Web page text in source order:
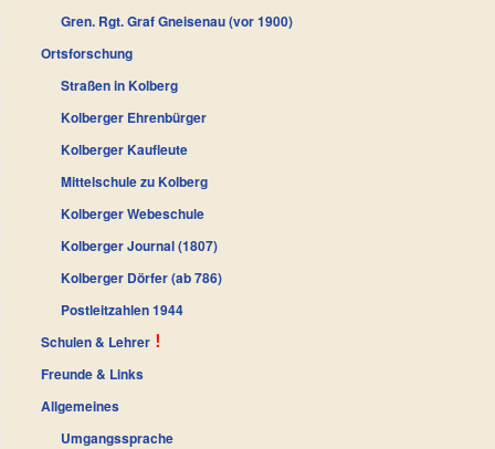
Gren. Rgt. Graf Gneisenau (vor 1900)
Ortsforschung
Straßen in Kolberg
Kolberger Ehrenbürger
Kolberger Kaufleute
Mittelschule zu Kolberg
Kolberger Webeschule
Kolberger Journal (1807)
Kolberger Dörfer (ab 786)
Postleitzahlen 1944
Schulen & Lehrer
Freunde & Links
Allgemeines
Umgangssprache